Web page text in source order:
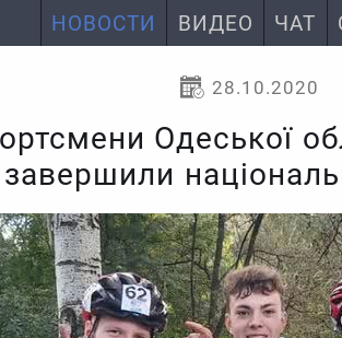
НОВОСТИ ВИДЕО ЧАТ
28.10.2020
Одеської
завершили